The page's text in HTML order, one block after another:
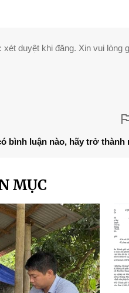
duyệt khi đăng. Xin vui lòng
bình luận nào, hãy trở
MỤC